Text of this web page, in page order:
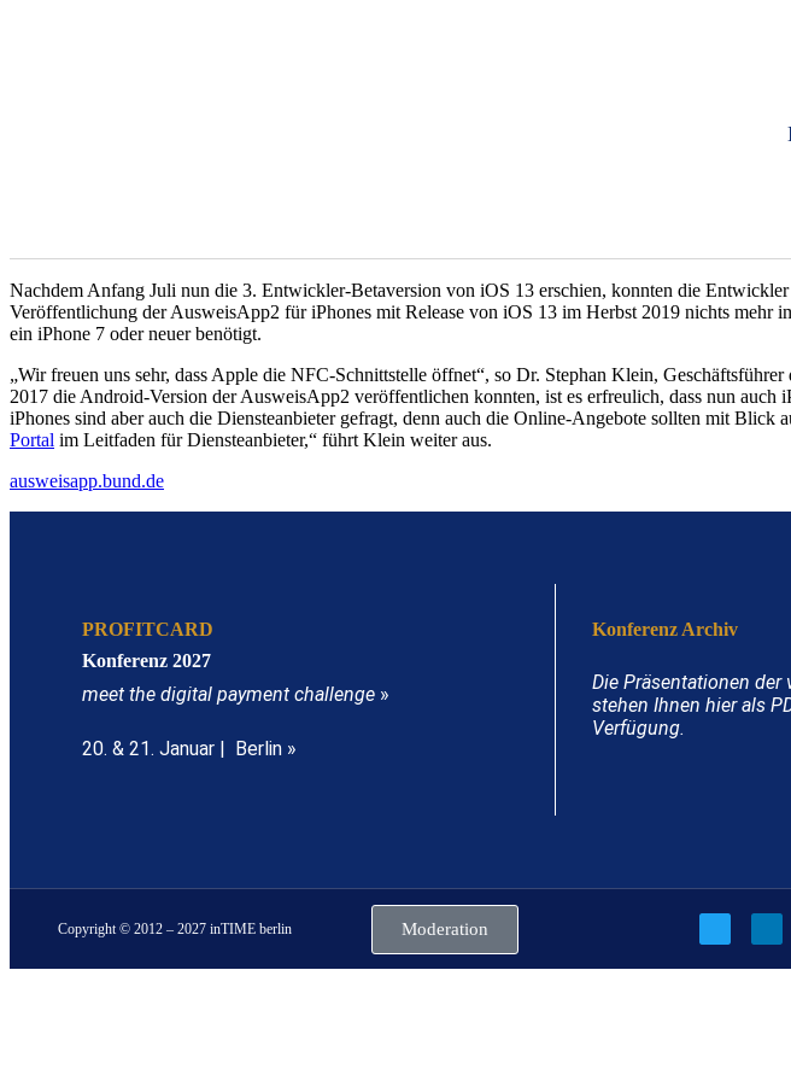
Nachdem Anfang Juli nun die 3. Entwickler-Betaversion von iOS 13 erschien, konnten die
Veröffentlichung der AusweisApp2 für iPhones mit Release von iOS 13 im Herbst 2019 nichts
ein iPhone 7 oder neuer benötigt.
„Wir freuen uns sehr, dass Apple die NFC-Schnittstelle öffnet“, so Dr. Stephan Klein,
2017 die Android-Version der AusweisApp2 veröffentlichen konnten, ist es erfreulich, dass nun
iPhones sind aber auch die Diensteanbieter gefragt, denn auch die Online-Angebote sollten mit
Portal im Leitfaden für Diensteanbieter,“ führt Klein weiter aus.
ausweisapp.bund.de
PROFITCARD
Konferenz 2027
meet the digital payment challenge »
20. & 21. Januar | Berlin »
Konferenz Archiv
Die Präsentationen der
stehen Ihnen hier als
Verfügung.
Copyright © 2012 – 2027 inTIME berlin Moderation